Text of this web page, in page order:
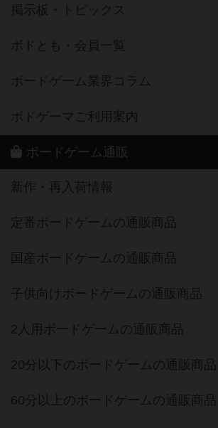
掲示板・トピックス
ボドとも・会員一覧
ボードゲーム業界コラム
ボドゲーマご利用案内
ボードゲーム通販
新作・再入荷情報
定番ボードゲームの通販商品
国産ボードゲームの通販商品
子供向けボードゲームの通販商品
2人用ボードゲームの通販商品
20分以下のボードゲームの通販商品
60分以上のボードゲームの通販商品